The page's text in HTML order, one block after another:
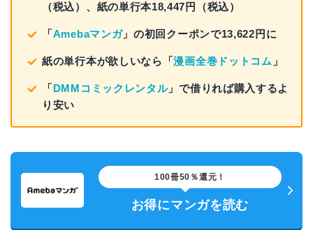
（税込）、紙の単行本18,447円（税込）
「Amebaマンガ」の初回クーポンで13,622円に
紙の単行本が欲しいなら「漫画全巻ドットコム 」
「DMMコミックレンタル」で借りれば購入するよ
り安い
100冊50％還元！
お得にマンガを読む